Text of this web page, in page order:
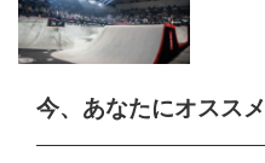
今、あなたにオススメ